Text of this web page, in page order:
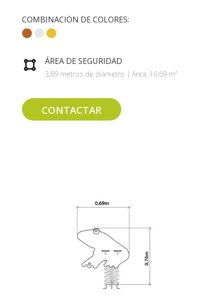
COMBINACIÓN DE COLORES:
ÁREA DE SEGURIDAD
3,69 metros de diámetro | Área: 10,69 m²
CONTACTAR